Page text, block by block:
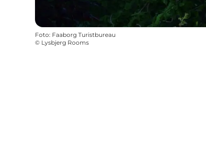
Foto: Faaborg Turistbureau
© Lysbjerg Rooms